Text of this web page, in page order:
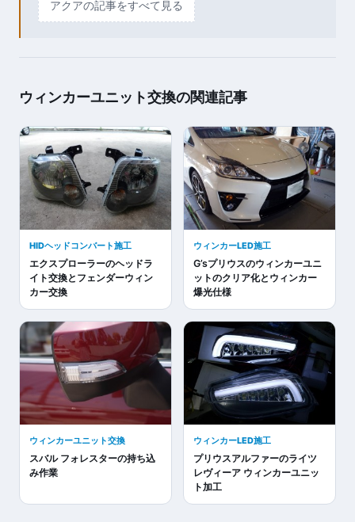
アクアの記事をすべて見る
ウィンカーユニット交換の関連記事
HIDヘッドコンバート施工
エクスプローラーのヘッドラ
イト交換とフェンダーウィン
カー交換
ウィンカーLED施工
G’sプリウスのウィンカーユニ
ットのクリア化とウィンカー
爆光仕様
ウィンカーユニット交換
スバル フォレスターの持ち込
み作業
ウィンカーLED施工
プリウスアルファーのライツ
レヴィーア ウィンカーユニッ
ト加工